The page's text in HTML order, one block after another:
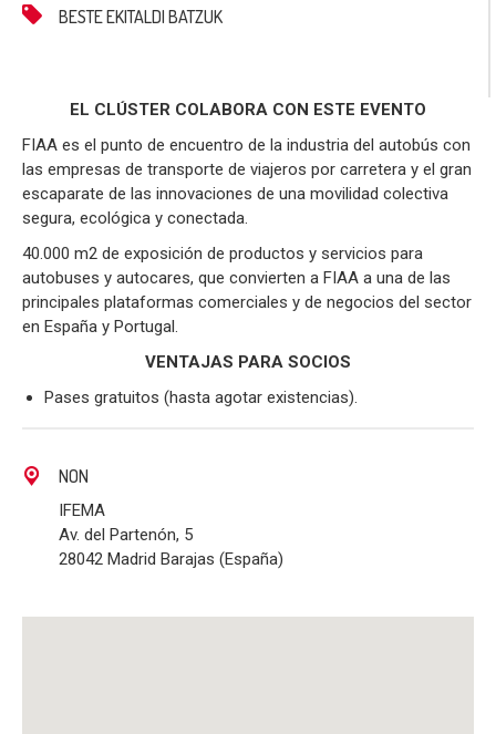
BESTE EKITALDI BATZUK
EL CLÚSTER COLABORA CON ESTE EVENTO
FIAA es el punto de encuentro de la industria del autobús con
las empresas de transporte de viajeros por carretera y el gran
escaparate de las innovaciones de una movilidad colectiva
segura, ecológica y conectada.
40.000 m2 de exposición de productos y servicios para
autobuses y autocares, que convierten a FIAA a una de las
principales plataformas comerciales y de negocios del sector
en España y Portugal.
VENTAJAS PARA SOCIOS
Pases gratuitos (hasta agotar existencias).
NON
IFEMA
Av. del Partenón, 5
28042 Madrid Barajas (España)